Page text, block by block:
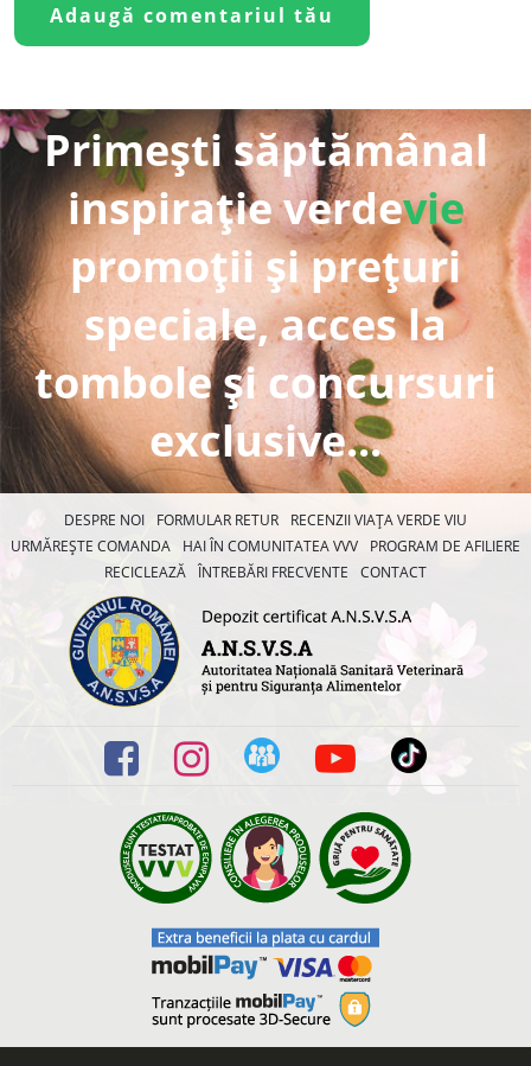
Primești săptămânal
inspirație verdevie
promoții și prețuri
speciale, acces la
tombole și concursuri
exclusive...
DESPRE NOI FORMULAR RETUR
RECENZII VIAȚA VERDE VIU
URMĂREȘTE COMANDA
HAI ÎN COMUNITATEA VVV
PROGRAM DE AFILIERE
RECICLEAZĂ ÎNTREBĂRI FRECVENTE CONTACT